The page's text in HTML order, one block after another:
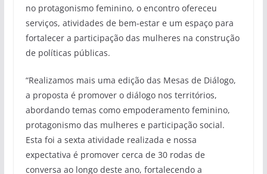
no protagonismo feminino, o encontro ofereceu
serviços, atividades de bem-estar e um espaço para
fortalecer a participação das mulheres na construção
de políticas públicas.
“Realizamos mais uma edição das Mesas de Diálogo,
a proposta é promover o diálogo nos territórios,
abordando temas como empoderamento feminino,
protagonismo das mulheres e participação social.
Esta foi a sexta atividade realizada e nossa
expectativa é promover cerca de 30 rodas de
conversa ao longo deste ano, fortalecendo a